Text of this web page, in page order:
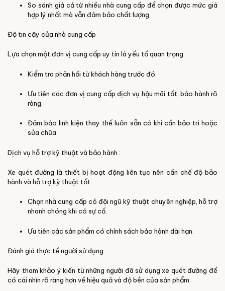
So sánh giá cả từ nhiều nhà cung cấp để chọn được mức giá
hợp lý nhất mà vẫn đảm bảo chất lượng.
Độ tin cậy của nhà cung cấp
Lựa chọn một đơn vị cung cấp uy tín là yếu tố quan trọng:
Kiểm tra phản hồi từ khách hàng trước đó.
Ưu tiên các đơn vị cung cấp dịch vụ hậu mãi tốt, bảo hành rõ
ràng.
Đảm bảo linh kiện thay thế luôn sẵn có khi cần bảo trì hoặc
sửa chữa.
Dịch vụ hỗ trợ kỹ thuật và bảo hành :
Xe quét đường là thiết bị hoạt động liên tục nên cần chế độ bảo
hành và hỗ trợ kỹ thuật tốt:
Chọn nhà cung cấp có đội ngũ kỹ thuật chuyên nghiệp, hỗ trợ
nhanh chóng khi có sự cố.
Ưu tiên các sản phẩm có chính sách bảo hành dài hạn.
Đánh giá thực tế người sử dụng
Hãy tham khảo ý kiến từ những người đã sử dụng xe quét đường để
có cái nhìn rõ ràng hơn về hiệu quả và độ bền của sản phẩm.